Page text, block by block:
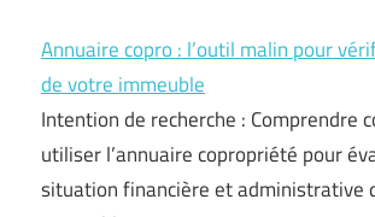
Annuaire copro : l’outil malin pour
de votre immeuble
Intention de recherche : Comprendre
utiliser l’annuaire copropriété pour
situation financière et administrative